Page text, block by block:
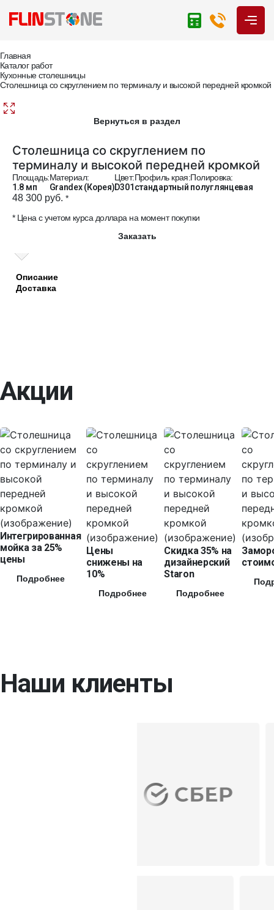
Главная
Каталог работ
Кухонные столешницы
Столешница со скруглением по терминалу и высокой передней кромкой
Вернуться в раздел
Столешница со скруглением по
терминалу и высокой передней кромкой
Площадь:
1.8 мп
Материал:
Grandex (Корея)
Цвет:
D301
Профиль края:
стандартный
Полировка:
полуглянцевая
48 300 руб. *
* Цена с учетом курса доллара на момент покупки
Заказать
Описание
Доставка
Акции
Интегрированная
мойка за 25%
цены
Подробнее
Цены
снижены на
10%
Подробнее
Скидка 35% на
дизайнерский
Staron
Подробнее
Наши клиенты